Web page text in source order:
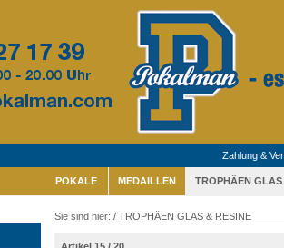
Zahlung &
POKALE MEDAILLEN TROPHÄEN GLAS
Sie sind hier: / TROPHÄEN GLAS & RESINE